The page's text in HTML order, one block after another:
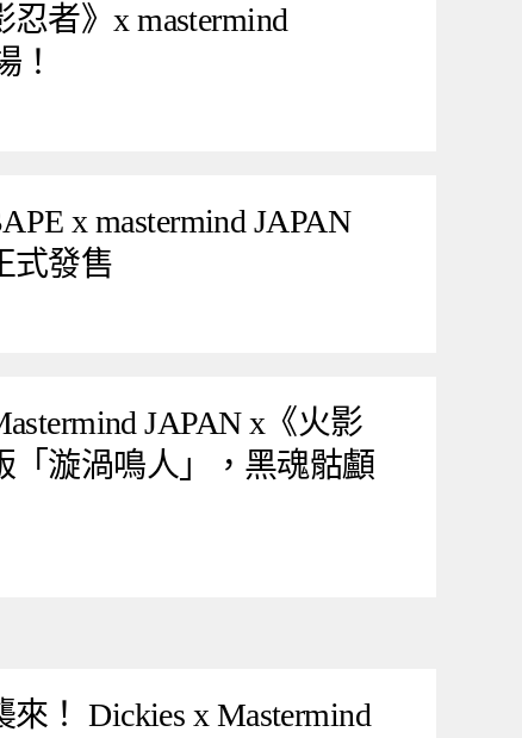
者》x mastermind
！
x mastermind JAPAN
式發售
JAPAN x《火影
「漩渦鳴人」，黑魂骷顱
！ Dickies x Mastermind